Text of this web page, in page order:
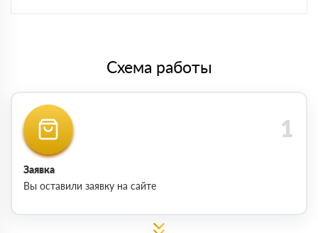
Схема работы
Заявка
Вы оставили заявку на сайте